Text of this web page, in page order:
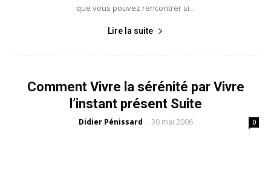
que vous pouvez rencontrer si...
Lire la suite
Comment Vivre la sérénité par Vivre
l’instant présent Suite
Didier Pénissard - 30 mai 2006 0